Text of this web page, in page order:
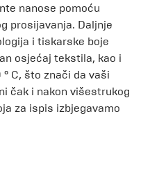
nanose pomoću
prosijavanja. Daljnje
i tiskarske boje
osjećaj tekstila, kao i
C, što znači da vaši
čak i nakon višestrukog
za ispis izbjegavamo